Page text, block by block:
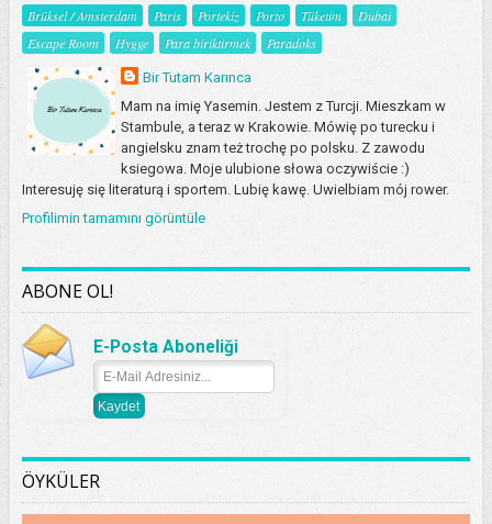
Brüksel / Amsterdam
Paris Portekiz Porto Tüketim
Dubai
Escape Room
Hygge Para biriktirmek Paradoks
Bir Tutam Karınca
Mam na imię Yasemin. Jestem z Turcji. Mieszkam w
Stambule, a teraz w Krakowie. Mówię po turecku i
angielsku znam też trochę po polsku. Z zawodu
ksiegowa. Moje ulubione słowa oczywiście :)
Interesuję się literaturą i sportem. Lubię kawę. Uwielbiam mój rower.
Profilimin tamamını görüntüle
ABONE OL!
E-Posta Aboneliği
ÖYKÜLER